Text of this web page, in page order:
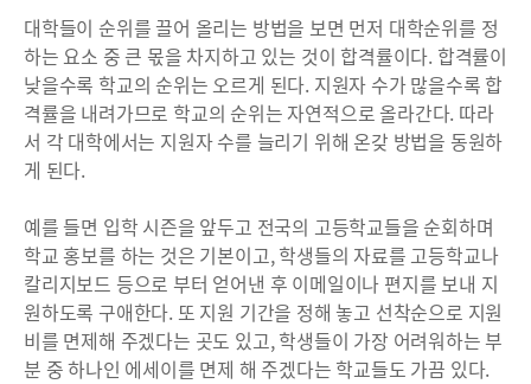
대학들이 순위를 끌어 올리는 방법을 보면 먼저 대학순위를 정
하는 요소 중 큰 몫을 차지하고 있는 것이 합격률이다. 합격률이
낮을수록 학교의 순위는 오르게 된다. 지원자 수가 많을수록 합
격률을 내려가므로 학교의 순위는 자연적으로 올라간다. 따라
서 각 대학에서는 지원자 수를 늘리기 위해 온갖 방법을 동원하
게 된다.
예를 들면 입학 시즌을 앞두고 전국의 고등학교들을 순회하며
학교 홍보를 하는 것은 기본이고, 학생들의 자료를 고등학교나
칼리지보드 등으로 부터 얻어낸 후 이메일이나 편지를 보내 지
원하도록 구애한다. 또 지원 기간을 정해 놓고 선착순으로 지원
비를 면제해 주겠다는 곳도 있고, 학생들이 가장 어려워하는 부
분 중 하나인 에세이를 면제 해 주겠다는 학교들도 가끔 있다.